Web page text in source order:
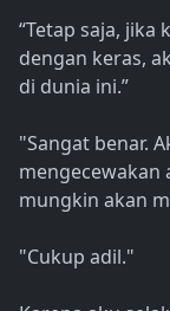
“Tetap saja,
dengan keras,
di dunia ini.”
"Sangat benar.
mengecewakan
mungkin akan
"Cukup adil."